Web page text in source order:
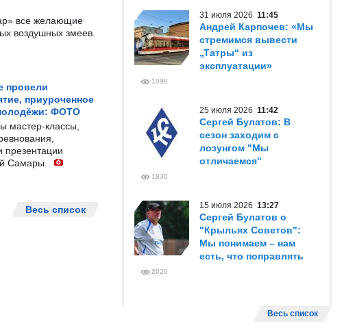
все желающие
воздушных змеев.
провели
приуроченное
ФОТО
мастер-классы,
презентации
Самары.
Весь список
31 июля 2026 11:45
Андрей Карпочев: «Мы
стремимся вывести
„Татры“ из
эксплуатации»
1098
25 июля 2026 11:42
Сергей Булатов: В
сезон заходим с
лозунгом "Мы
отличаемся"
1830
15 июля 2026 13:27
Сергей Булатов о
"Крыльях Советов":
Мы понимаем – нам
есть, что поправлять
2020
Весь список